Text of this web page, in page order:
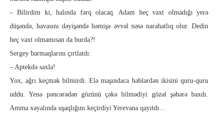
– Bilirdim ki, halında fərq olacaq. Adam heç vaxt olmadığı yerə
düşəndə, havasını dəyişəndə həmişə əvvəl nəsə narahatlıq olur. Dedin
heç vaxt olmamısan da burda?!
Sergey barmaqlarını çırtlatdı:
– Aptekdə saxla!
Yox, ağrı keçmək bilmirdi. Elə maşındaca həblərdən ikisini quru-quru
uddu. Yenə pəncərədən gözünü çəkə bilmədiyi gözəl şə­­hərə baxdı.
Amma xəyalında uşaqlığını keçirdiyi Yerevana qayıtdı…